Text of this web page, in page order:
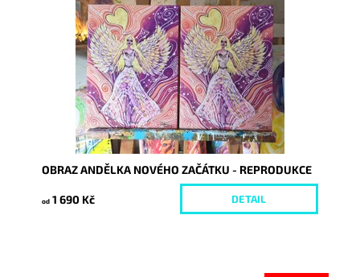
Dostupnost:
Skladem
7836/REP
OBRAZ ANDĚLKA NOVÉHO ZAČÁTKU - REPRODUKCE
od 1 690 Kč DETAIL